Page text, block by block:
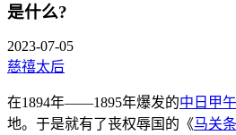
是什么?
2023-07-05
慈禧太后
在1894年——1895年爆发的中日甲
地。于是就有了丧权辱国的《马关